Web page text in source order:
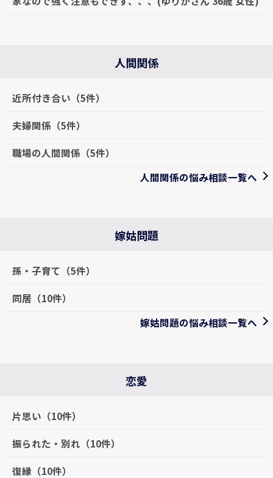
人間関係
近所付き合い（5件）
夫婦関係（5件）
職場の人間関係（5件）
人間関係の悩み相談一覧へ
嫁姑問題
孫・子育て（5件）
同居（10件）
嫁姑問題の悩み相談一覧へ
恋愛
片思い（10件）
振られた・別れ（10件）
復縁（10件）